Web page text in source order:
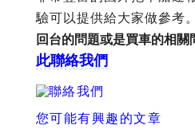
驗可以提供給大家做參考。
回台的問題或是買車的相關
此聯絡我們
您可能有興趣的文章